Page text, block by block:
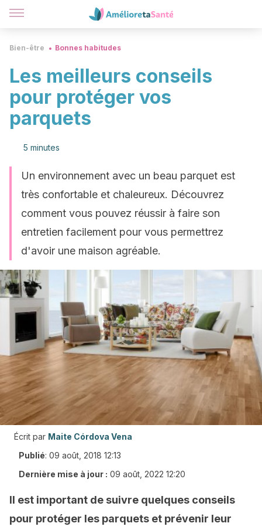
Bien-être Bonnes habitudes
Les meilleurs conseils
pour protéger vos
parquets
5 minutes
Un environnement avec un beau parquet est
très confortable et chaleureux. Découvrez
comment vous pouvez réussir à faire son
entretien facilement pour vous permettrez
d'avoir une maison agréable.
Écrit par Maite Córdova Vena
Publié: 09 août, 2018 12:13
Dernière mise à jour : 09 août, 2022 12:20
Il est important de suivre quelques conseils
pour protéger les parquets et prévenir leur